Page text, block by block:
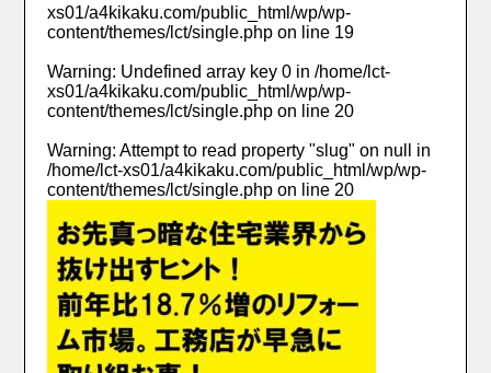
xs01/a4kikaku.com/public_html/wp/wp-
content/themes/lct/single.php on line 19
Warning: Undefined array key 0 in/home/lct-
xs01/a4kikaku.com/public_html/wp/wp-
content/themes/lct/single.php on line 20
Warning: Attempt to read property "slug" on null in
/home/lct-xs01/a4kikaku.com/public_html/wp/wp-
content/themes/lct/single.php on line 20